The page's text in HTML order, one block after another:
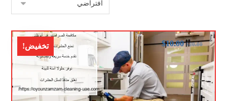
تخفيض! $20.00
$10.00